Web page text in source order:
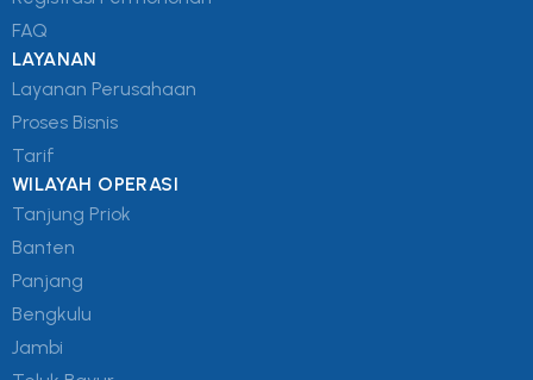
FAQ
LAYANAN
Layanan Perusahaan
Proses Bisnis
Tarif
WILAYAH OPERASI
Tanjung Priok
Banten
Panjang
Bengkulu
Jambi